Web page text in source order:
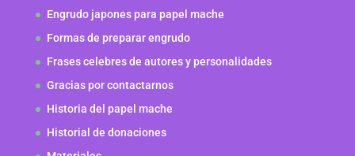
Engrudo japones para papel mache
Formas de preparar engrudo
Frases celebres de autores y personalidades
Gracias por contactarnos
Historia del papel mache
Historial de donaciones